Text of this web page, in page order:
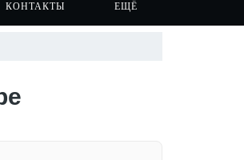
крое
КОНТАКТЫ ЕЩЁ